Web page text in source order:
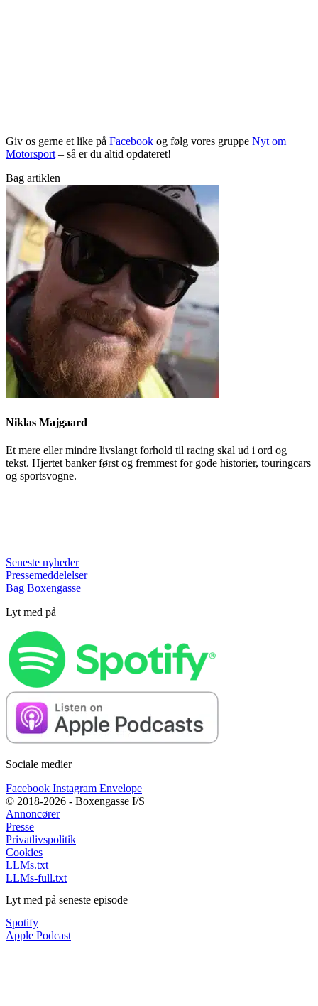
Giv os gerne et like på Facebook og følg vores gruppe Nyt om
Motorsport– så er du altid opdateret!
Bag artiklen
Niklas Majgaard
Et mere eller mindre livslangt forhold til racing skal ud i ord og
tekst. Hjertet banker først og fremmest for gode historier, touringcars
og sportsvogne.
Seneste nyheder
Pressemeddelelser
Bag Boxengasse
Lyt med på
Sociale medier
Facebook Instagram Envelope
© 2018-2026 - Boxengasse I/S
Annoncører
Presse
Privatlivspolitik
Cookies
LLMs.txt
LLMs-full.txt
Lyt med på seneste episode
Spotify
Apple Podcast